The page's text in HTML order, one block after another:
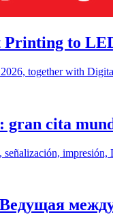
to
together with
gran cita
señalización,